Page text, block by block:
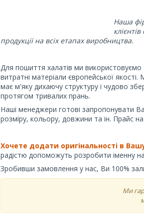
Наша
продукції на всіх етапах виробництва.
Для пошиття халатів ми використовуємо
витратні матеріали європейської
має м'яку дихаючу структуру і чудово
протягом тривалих прань.
Наші менеджери готові запропонувати
розміру, кольору, довжини та ін. Прайс
Хочете додати оригінальності в
радістю допоможуть розробити іменну
Зробивши замовлення у нас, Ви 100%
Ми